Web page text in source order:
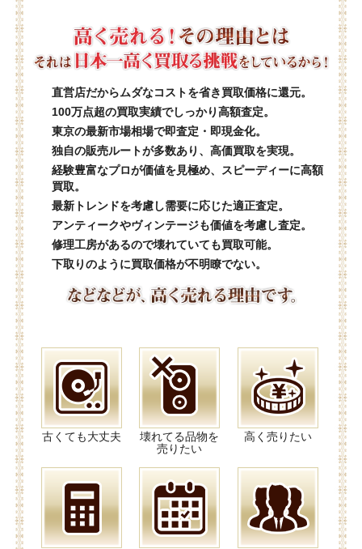
直営店だからムダなコストを省き買取価格に還元。
100万点超の買取実績でしっかり高額査定。
東京の最新市場相場で即査定・即現金化。
独自の販売ルートが多数あり、高価買取を実現。
経験豊富なプロが価値を見極め、スピーディーに高額
買取。
最新トレンドを考慮し需要に応じた適正査定。
アンティークやヴィンテージも価値を考慮し査定。
修理工房があるので壊れていても買取可能。
下取りのように買取価格が不明瞭でない。
古くても大丈夫
壊れてる品物を
売りたい
高く売りたい